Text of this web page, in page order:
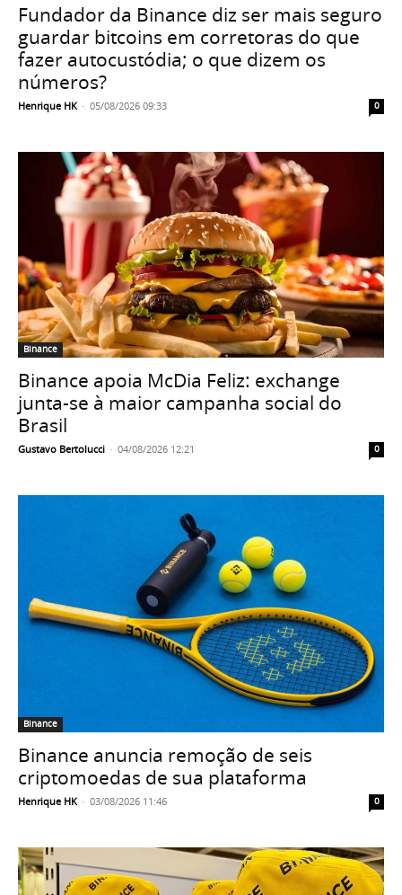
Fundador da Binance diz ser mais seguro
guardar bitcoins em corretoras do que
fazer autocustódia; o que dizem os
números?
Henrique HK - 05/08/2026 09:33 0
Binance
Binance apoia McDia Feliz: exchange
junta-se à maior campanha social do
Brasil
Gustavo Bertolucci - 04/08/2026 12:21 0
Binance
Binance anuncia remoção de seis
criptomoedas de sua plataforma
Henrique HK - 03/08/2026 11:46 0